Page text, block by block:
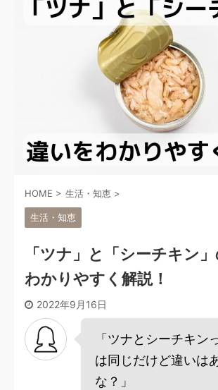
HOME > 生活・知恵 >
生活・知恵
「ツナ」と「シーチキン
わかりやすく解説！
2022年9月16日
「ツナとシーチキン
は同じだけど違いは
な？」